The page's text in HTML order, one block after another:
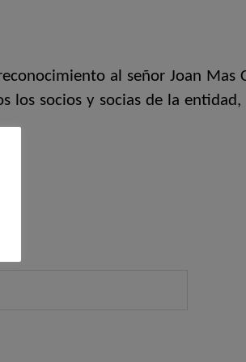
al señor Joan Mas
los socios y socias de la entidad,